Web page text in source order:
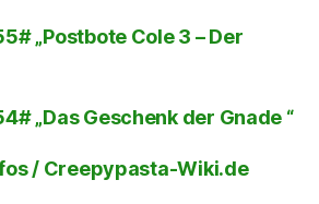
„Postbote Cole 3 – Der
„Das Geschenk der Gnade “
/ Creepypasta-Wiki.de